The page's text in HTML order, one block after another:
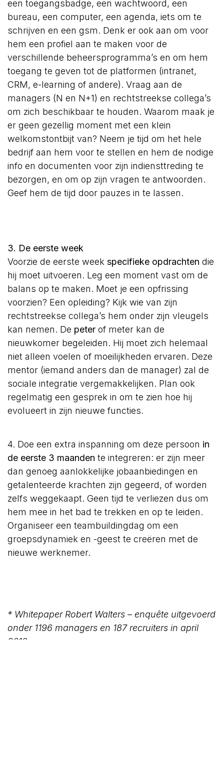
een toegangsbadge, een wachtwoord, een
bureau, een computer, een agenda, iets om te
schrijven en een gsm. Denk er ook aan om voor
hem een profiel aan te maken voor de
verschillende beheersprogramma’s en om hem
toegang te geven tot de platformen (intranet,
CRM, e-learning of andere). Vraag aan de
managers (N en N+1) en rechtstreekse collega’s
om zich beschikbaar te houden. Waarom maak je
er geen gezellig moment met een klein
welkomstontbijt van? Neem je tijd om het hele
bedrijf aan hem voor te stellen en hem de nodige
info en documenten voor zijn indiensttreding te
bezorgen, en om op zijn vragen te antwoorden.
Geef hem de tijd door pauzes in te lassen.
3. De eerste week
Voorzie de eerste week specifieke opdrachten die
hij moet uitvoeren. Leg een moment vast om de
balans op te maken. Moet je een opfrissing
voorzien? Een opleiding? Kijk wie van zijn
rechtstreekse collega’s hem onder zijn vleugels
kan nemen. De peter of meter kan de
nieuwkomer begeleiden. Hij moet zich helemaal
niet alleen voelen of moeilijkheden ervaren. Deze
mentor (iemand anders dan de manager) zal de
sociale integratie vergemakkelijken. Plan ook
regelmatig een gesprek in om te zien hoe hij
evolueert in zijn nieuwe functies.
4. Doe een extra inspanning om deze persoon in
de eerste 3 maanden te integreren: er zijn meer
dan genoeg aanlokkelijke jobaanbiedingen en
getalenteerde krachten zijn gegeerd, of worden
zelfs weggekaapt. Geen tijd te verliezen dus om
hem mee in het bad te trekken en op te leiden.
Organiseer een teambuildingdag om een
groepsdynamiek en -geest te creëren met de
nieuwe werknemer.
* Whitepaper Robert Walters – enquête uitgevoerd
onder 1196 managers en 187 recruiters in april
2019.